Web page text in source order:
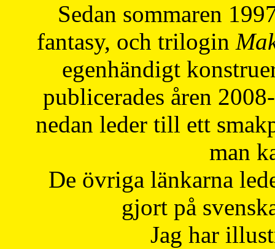
Sedan sommaren
fantasy, och trilogin
egenhändigt
publicerades åren
nedan leder till ett
man
De övriga länkarna
gjort på
Jag har